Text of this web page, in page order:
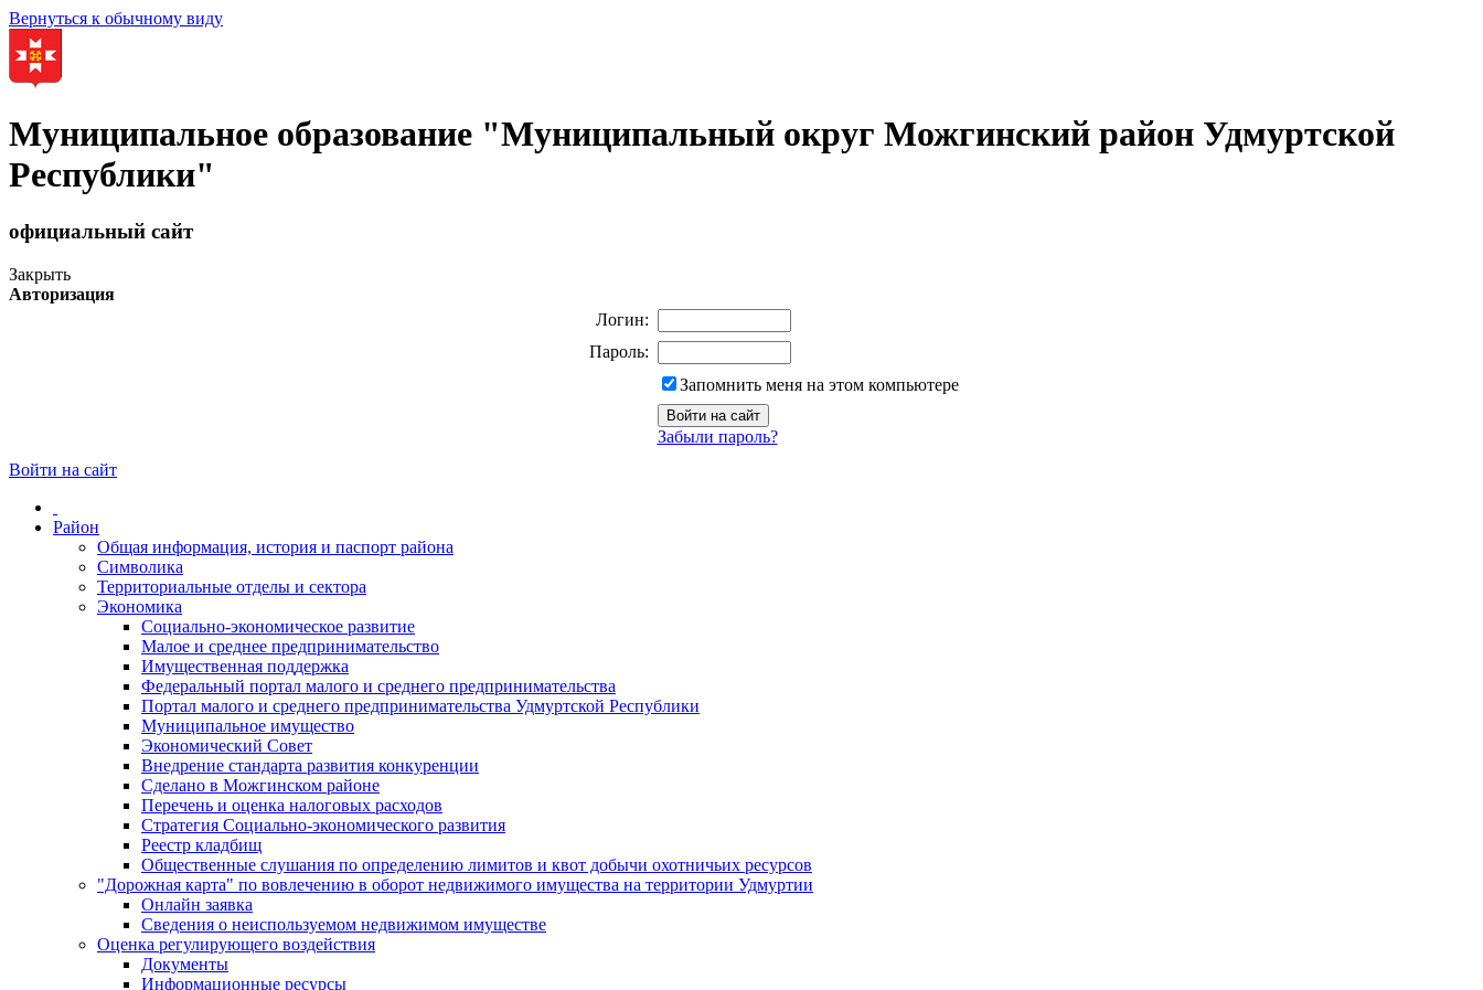
Вернуться к обычному виду
Муниципальное образование "Муниципальный округ Можгинский район Удмуртской
Республики"
официальный сайт
Закрыть
Авторизация
Логин:
Пароль:
Запомнить меня на этом компьютере
Забыли пароль?
Войти на сайт
Район
Общая информация, история и паспорт района
Символика
Территориальные отделы и сектора
Экономика
Социально-экономическое развитие
Малое и среднее предпринимательство
Имущественная поддержка
Федеральный портал малого и среднего предпринимательства
Портал малого и среднего предпринимательства Удмуртской Республики
Муниципальное имущество
Экономический Совет
Внедрение стандарта развития конкуренции
Сделано в Можгинском районе
Перечень и оценка налоговых расходов
Стратегия Социально-экономического развития
Реестр кладбищ
Общественные слушания по определению лимитов и квот добычи охотничьих ресурсов
"Дорожная карта" по вовлечению в оборот недвижимого имущества на территории Удмуртии
Онлайн заявка
Сведения о неиспользуемом недвижимом имуществе
Оценка регулирующего воздействия
Документы
Информационные ресурсы